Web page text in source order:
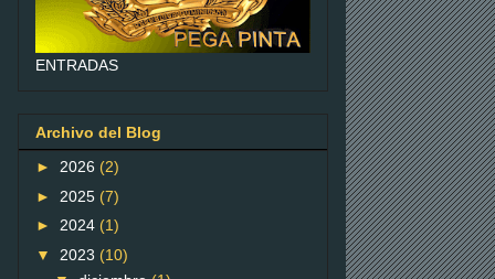
ENTRADAS
Archivo del Blog
► 2026 (2)
► 2025 (7)
► 2024 (1)
▼ 2023 (10)